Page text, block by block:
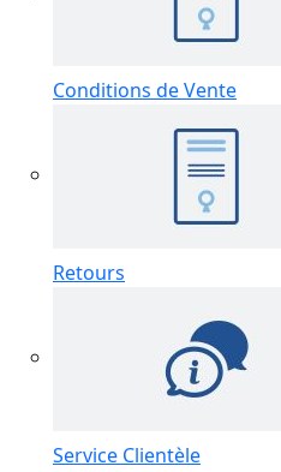
Conditions de Vente
Retours
Service Clientèle